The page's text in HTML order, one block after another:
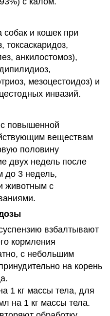
и кошек при
токсаскаридоз,
анкилостомоз),
мезоцестоидоз) и
инвазий.
повышенной
веществам
половину
двух недель после
до 3 недель,
животным с
взбалтывают
кормления
с небольшим
на корень
1 кг массы тела, для
на 1 кг массы тела.